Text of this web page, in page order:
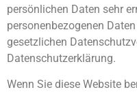
persönlichen Daten sehr
personenbezogenen
gesetzlichen
Datenschutzerklärung.
Wenn Sie diese Website